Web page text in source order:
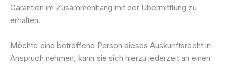
Garantien im Zusammenhang mit der Übermittlung zu
erhalten.
Möchte eine betroffene Person dieses Auskunftsrecht in
Anspruch nehmen, kann sie sich hierzu jederzeit an einen